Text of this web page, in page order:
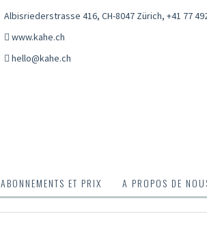
Albisriederstrasse 416, CH-8047 Zürich, +41 77
www.kahe.ch
hello@kahe.ch
ABONNEMENTS ET PRIX A PROPOS DE